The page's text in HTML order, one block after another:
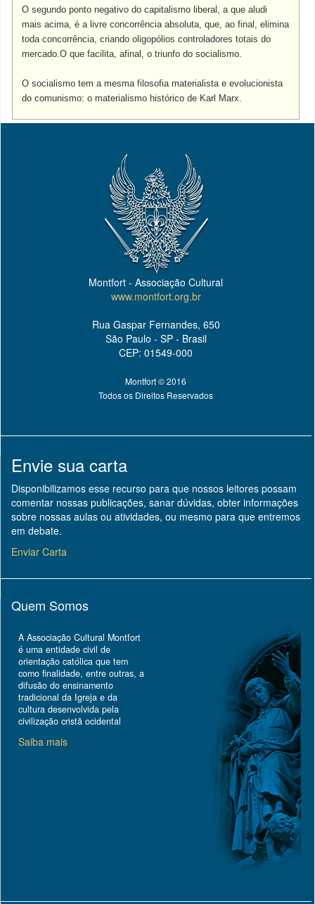
O segundo ponto negativo do capitalismo liberal, a que aludi
mais acima, é a livre concorrência absoluta, que, ao final, elimina
toda concorrência, criando oligopólios controladores totais do
mercado.O que facilita, afinal, o triunfo do socialismo.
O socialismo tem a mesma filosofia materialista e evolucionista
do comunismo: o materialismo histórico de Karl Marx.
Montfort - Associação Cultural
www.montfort.org.br
Rua Gaspar Fernandes, 650
São Paulo - SP - Brasil
CEP: 01549-000
Montfort © 2016
Todos os Direitos Reservados
Envie sua carta
Disponibilizamos esse recurso para que nossos leitores possam
comentar nossas publicações, sanar dúvidas, obter informações
sobre nossas aulas ou atividades, ou mesmo para que entremos
em debate.
Enviar Carta
Quem Somos
A Associação Cultural Montfort
é uma entidade civil de
orientação católica que tem
como finalidade, entre outras, a
difusão do ensinamento
tradicional da Igreja e da
cultura desenvolvida pela
civilização cristã ocidental
Saiba mais